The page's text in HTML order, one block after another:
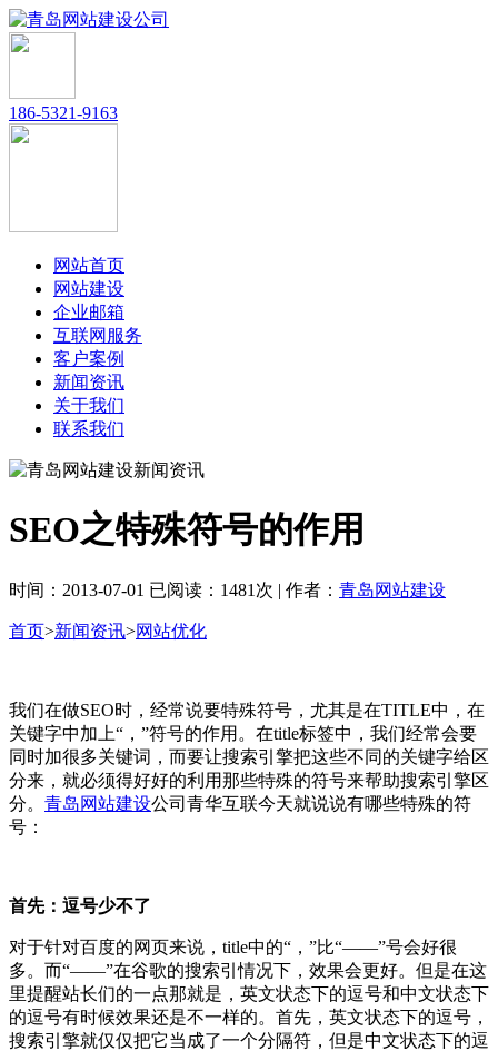
186-5321-9163
网站首页
网站建设
企业邮箱
互联网服务
客户案例
新闻资讯
关于我们
联系我们
SEO之特殊符号的作用
时间：2013-07-01 已阅读：1481次 | 作者： 青岛网站建设
首页>新闻资讯>网站优化
我们在做SEO时，经常说要特殊符号，尤其是在TITLE中，在
关键字中加上“，”符号的作用。在title标签中，我们经常会要
同时加很多关键词，而要让搜索引擎把这些不同的关键字给区
分来，就必须得好好的利用那些特殊的符号来帮助搜索引擎区
分。 青岛网站建设公司青华互联今天就说说有哪些特殊的符
号：
首先：逗号少不了
对于针对百度的网页来说，title中的“，”比“——”号会好很
多。而“——”在谷歌的搜索引情况下，效果会更好。但是在这
里提醒站长们的一点那就是，英文状态下的逗号和中文状态下
的逗号有时候效果还是不一样的。首先，英文状态下的逗号，
搜索引擎就仅仅把它当成了一个分隔符，但是中文状态下的逗